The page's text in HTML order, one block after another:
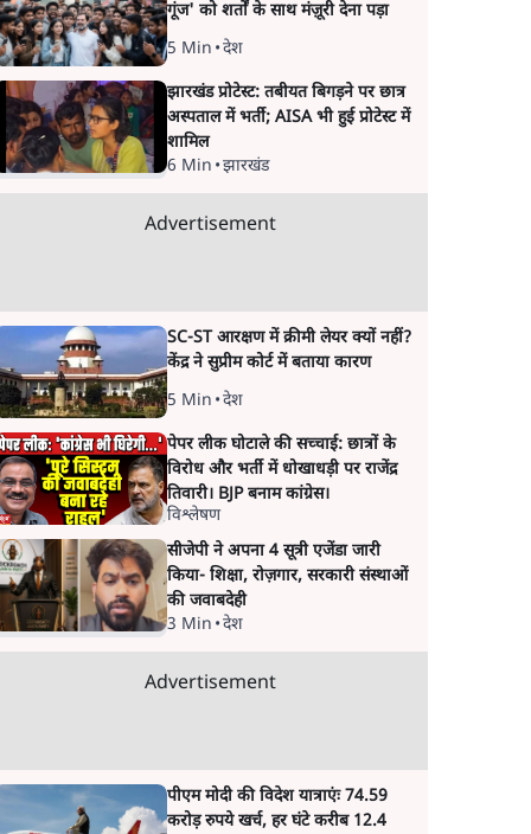
गूंज' को शर्तों के साथ मंज़ूरी देना पड़ा
5 Min •देश
झारखंड प्रोटेस्ट: तबीयत बिगड़ने पर छात्र
अस्पताल में भर्ती; AISA भी हुई प्रोटेस्ट में
शामिल
6 Min •झारखंड
Advertisement
SC-ST आरक्षण में क्रीमी लेयर क्यों नहीं?
केंद्र ने सुप्रीम कोर्ट में बताया कारण
5 Min •देश
पेपर लीक घोटाले की सच्चाई: छात्रों के
विरोध और भर्ती में धोखाधड़ी पर राजेंद्र
तिवारी। BJP बनाम कांग्रेस।
विश्लेषण
सीजेपी ने अपना 4 सूत्री एजेंडा जारी
किया- शिक्षा, रोज़गार, सरकारी संस्थाओं
की जवाबदेही
3 Min •देश
Advertisement
पीएम मोदी की विदेश यात्राएंः 74.59
करोड़ रुपये खर्च, हर घंटे करीब 12.4